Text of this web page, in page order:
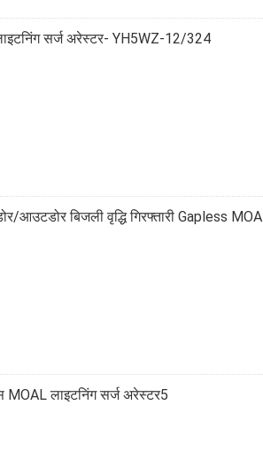
सर्ज अरेस्टर- YH5WZ-12/324
बिजली वृद्धि गिरफ्तारी Gapless MOA
लाइटनिंग सर्ज अरेस्टर5